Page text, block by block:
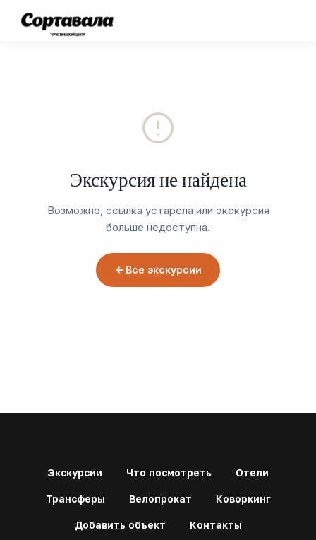
Экскурсия не найдена
Возможно, ссылка устарела или экскурсия
больше недоступна.
Все экскурсии
Экскурсии Что посмотреть Отели
Трансферы Велопрокат Коворкинг
Добавить объект Контакты